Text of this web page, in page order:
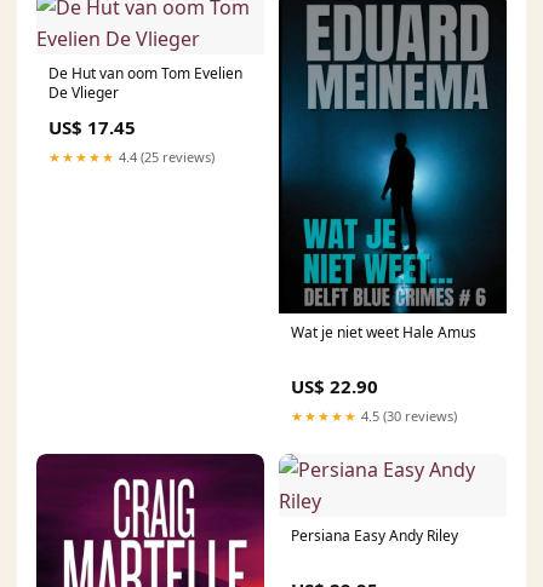
De Hut van oom Tom Evelien
De Vlieger
US$ 17.45
★★★★★ 4.4 (25 reviews)
Wat je niet weet Hale Amus
US$ 22.90
★★★★★ 4.5 (30 reviews)
Persiana Easy Andy Riley